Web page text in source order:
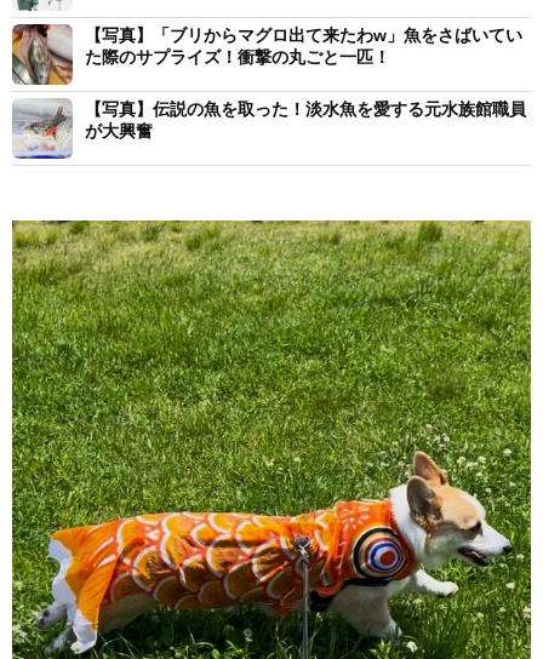
【写真】「ブリからマグロ出て来たわw」魚をさばいてい
た際のサプライズ！衝撃の丸ごと一匹！
【写真】伝説の魚を取った！淡水魚を愛する元水族館職員
が大興奮